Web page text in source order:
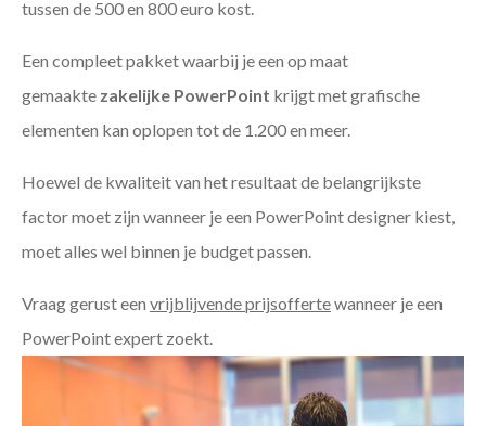
tussen de 500 en 800 euro kost.
Een compleet pakket waarbij je een op maat
gemaakte zakelijke PowerPoint krijgt met grafische
elementen kan oplopen tot de 1.200 en meer.
Hoewel de kwaliteit van het resultaat de belangrijkste
factor moet zijn wanneer je een PowerPoint designer kiest,
moet alles wel binnen je budget passen.
Vraag gerust een vrijblijvende prijsoffertewanneer je een
PowerPoint expert zoekt.